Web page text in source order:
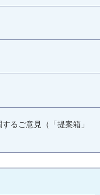
るご意見（「提案箱」